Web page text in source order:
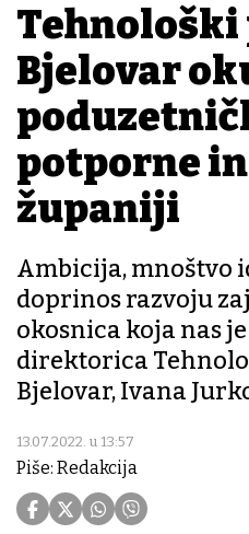
Tehnološki
Bjelovar
potporne
županiji
Ambicija, mnoštvo
doprinos razvoju
okosnica koja nas
direktorica
Bjelovar, Ivana
13.07.2022. u 13:57
Piše: Redakcija